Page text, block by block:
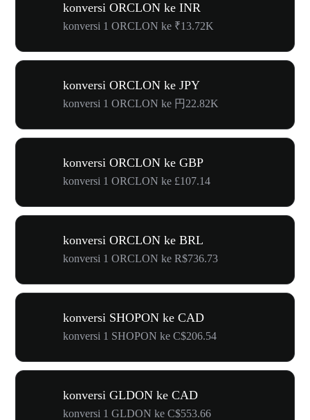
konversi ORCLON ke INR
konversi 1 ORCLON ke ₹13.72K
konversi ORCLON ke JPY
konversi 1 ORCLON ke 円22.82K
konversi ORCLON ke GBP
konversi 1 ORCLON ke £107.14
konversi ORCLON ke BRL
konversi 1 ORCLON ke R$736.73
konversi SHOPON ke CAD
konversi 1 SHOPON ke C$206.54
konversi GLDON ke CAD
konversi 1 GLDON ke C$553.66